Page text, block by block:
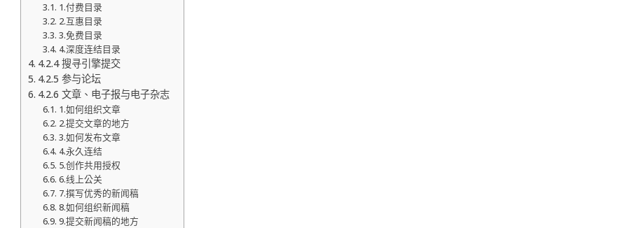
1.付费目录
2.互惠目录
3.免费目录
4.深度连结目录
4.2.4 搜寻引擎提交
4.2.5 参与论坛
4.2.6 文章、电子报与电子杂志
1.如何组织文章
2.提交文章的地方
3.如何发布文章
4.永久连结
5.创作共用授权
6.线上公关
7.撰写优秀的新闻稿
8.如何组织新闻稿
9.提交新闻稿的地方